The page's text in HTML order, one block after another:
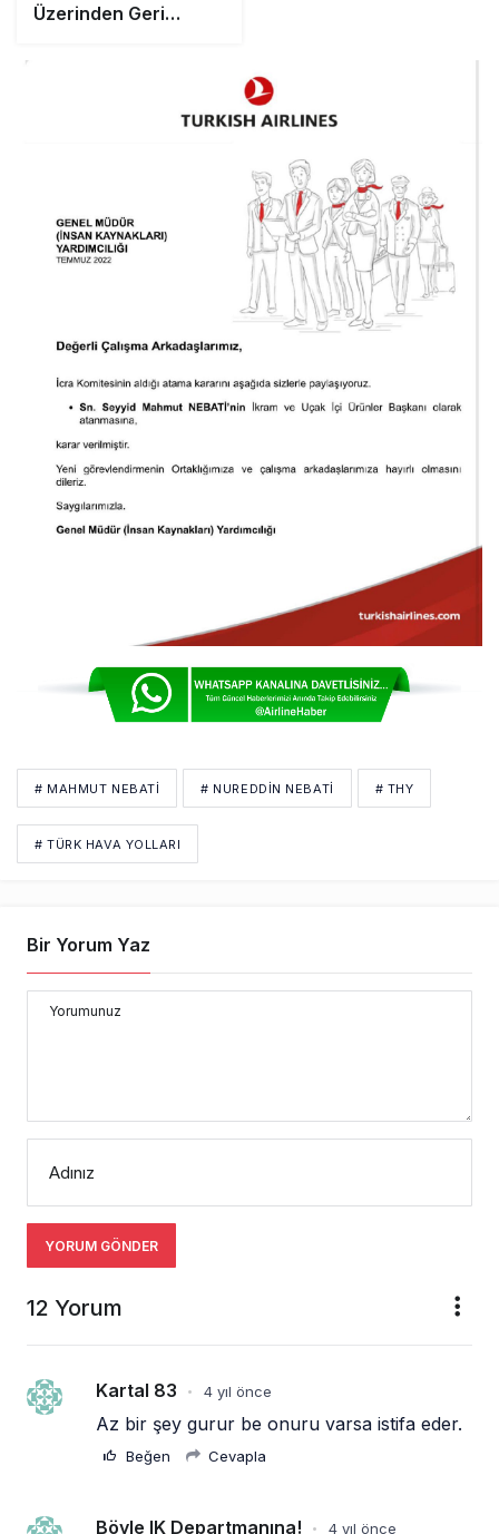
Üzerinden Geri
# MAHMUT NEBATI # NUREDDIN NEBATI # THY
# TÜRK HAVA YOLLARI
Bir Yorum Yaz
Yorumunuz
Adınız
YORUM GÖNDER
12 Yorum
Kartal 83 • 4 yıl önce
Az bir şey gurur be onuru varsa istifa eder.
Beğen Cevapla
Böyle IK Departmanına! • 4 yıl önce